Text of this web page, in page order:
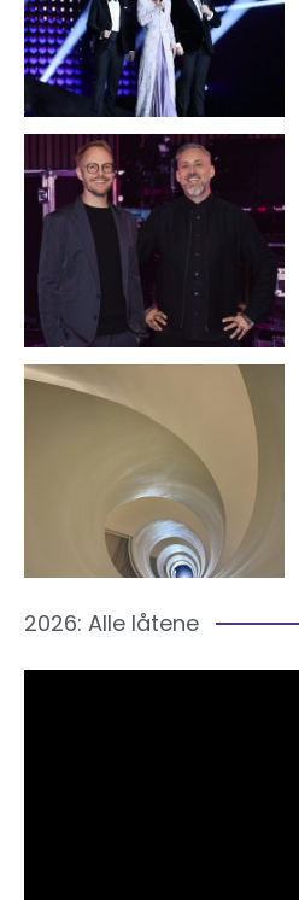
2026: Alle låtene